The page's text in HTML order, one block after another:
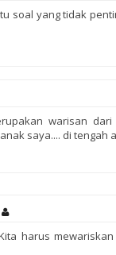
soal yang tidak
warisan
saya.... di tengah
harus